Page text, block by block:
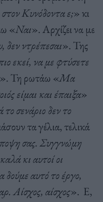
Κυνόδοντα ε;» κι
«Ναι». Αρχίζει να με
δεν ντρέπεσαι». Της
εκεί, να με φτύσετε
». Τη ρωτάω «Μα
είμαι και έπαιξα»
σενάριο δεν το
τα γέλια, τελικά
σας. Συγγνώμη
κι αυτοί οι
δούμε αυτό το έργο,
Αίσχος, αίσχος». Ε,